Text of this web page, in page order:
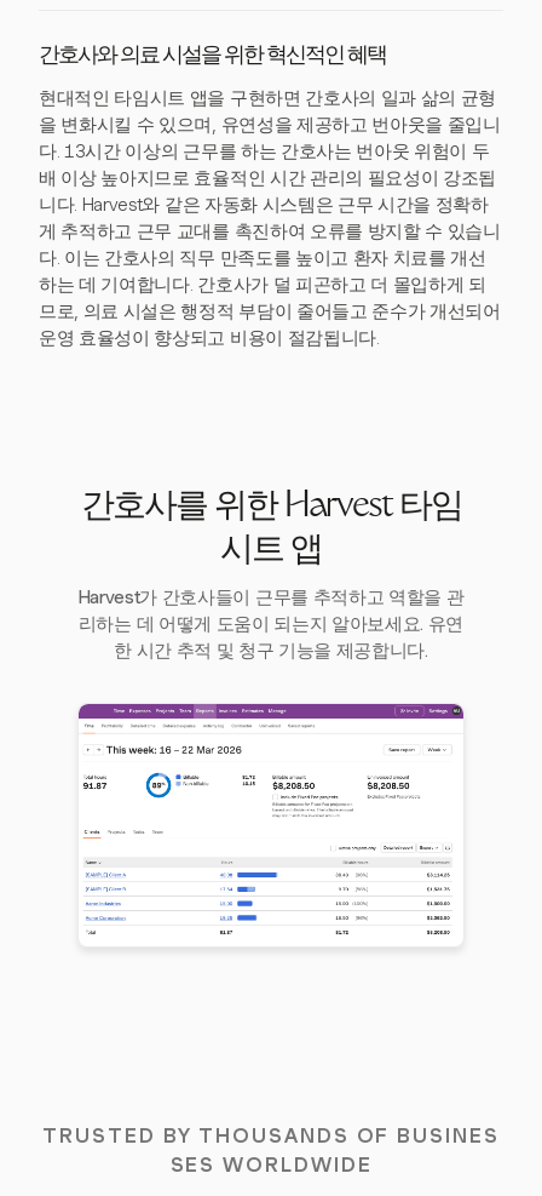
간호사와 의료 시설을 위한 혁신적인 혜택
현대적인 타임시트 앱을 구현하면 간호사의 일과 삶의 균형
을 변화시킬 수 있으며, 유연성을 제공하고 번아웃을 줄입니
다. 13시간 이상의 근무를 하는 간호사는 번아웃 위험이 두
배 이상 높아지므로 효율적인 시간 관리의 필요성이 강조됩
니다. Harvest와 같은 자동화 시스템은 근무 시간을 정확하
게 추적하고 근무 교대를 촉진하여 오류를 방지할 수 있습니
다. 이는 간호사의 직무 만족도를 높이고 환자 치료를 개선
하는 데 기여합니다. 간호사가 덜 피곤하고 더 몰입하게 되
므로, 의료 시설은 행정적 부담이 줄어들고 준수가 개선되어
운영 효율성이 향상되고 비용이 절감됩니다.
간호사를 위한 Harvest 타임
시트 앱
Harvest가 간호사들이 근무를 추적하고 역할을 관
리하는 데 어떻게 도움이 되는지 알아보세요. 유연
한 시간 추적 및 청구 기능을 제공합니다.
TRUSTED BY THOUSANDS OF BUSINES
SES WORLDWIDE